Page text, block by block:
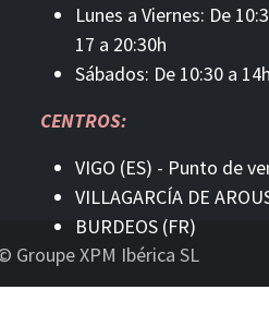
Lunes a Viernes: De
17 a 20:30h
Sábados: De 10:30 a 14h
CENTROS:
VIGO (ES) - Punto de
VILLAGARCÍA DE
BURDEOS (FR)
Groupe XPM Ibérica SL